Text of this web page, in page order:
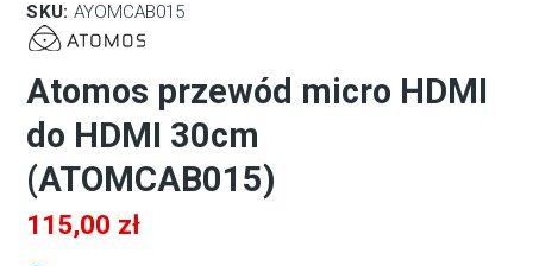
SKU: AYOMCAB015
Atomos przewód micro HDMI
do HDMI 30cm
(ATOMCAB015)
115,00 zł